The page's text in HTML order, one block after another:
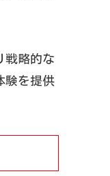
戦略的な
験を提供